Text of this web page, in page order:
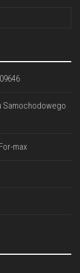
Samochodowego
max